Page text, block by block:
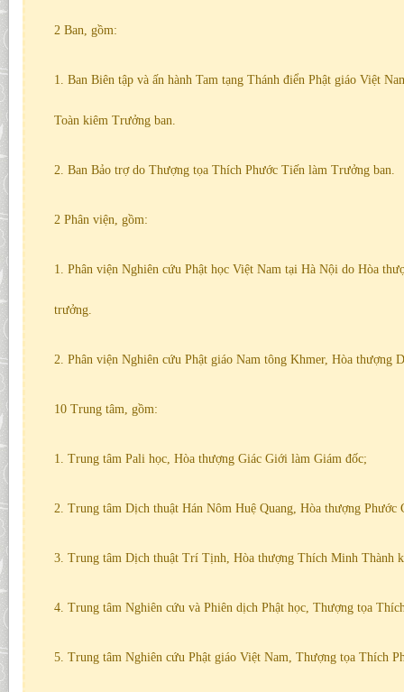
2 Ban, gồm:
1. Ban Biên tập và ấn hành Tam tạng Thánh điển Phật giáo Việt
Toàn kiêm Trưởng ban.
2. Ban Bảo trợ do Thượng tọa Thích Phước Tiến làm Trưởng ban.
2 Phân viện, gồm:
1. Phân viện Nghiên cứu Phật học Việt Nam tại Hà Nội do Hòa
trưởng.
2. Phân viện Nghiên cứu Phật giáo Nam tông Khmer, Hòa thượng
10 Trung tâm, gồm:
1. Trung tâm Pali học, Hòa thượng Giác Giới làm Giám đốc;
2. Trung tâm Dịch thuật Hán Nôm Huệ Quang, Hòa thượng Phước
3. Trung tâm Dịch thuật Trí Tịnh, Hòa thượng Thích Minh Thành
4. Trung tâm Nghiên cứu và Phiên dịch Phật học, Thượng tọa
5. Trung tâm Nghiên cứu Phật giáo Việt Nam, Thượng tọa Thích